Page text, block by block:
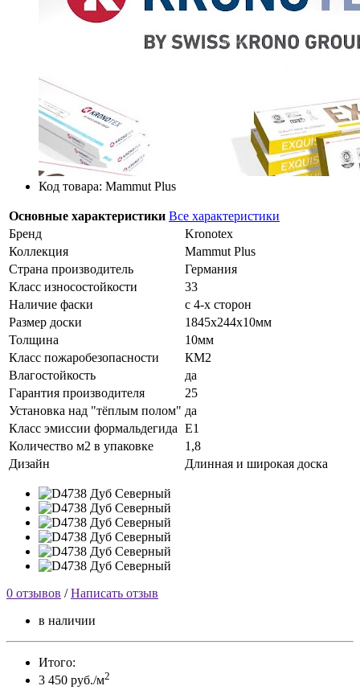
Код товара: Mammut Plus
Основные характеристики Все характеристики
Бренд
Kronotex
Коллекция
Mammut Plus
Страна производитель
Германия
Класс износостойкости
33
Наличие фаски
с 4-х сторон
Размер доски
1845х244х10мм
Толщина
10мм
Класс пожаробезопасности
КМ2
Влагостойкость
да
Гарантия производителя
25
Установка над "тёплым полом" да
Класс эмиссии формальдегида Е1
Количество м2 в упаковке
1,8
Дизайн
Длинная и широкая доска
0 отзывов /Написать отзыв
в наличии
Итого:
3 450 руб./м2